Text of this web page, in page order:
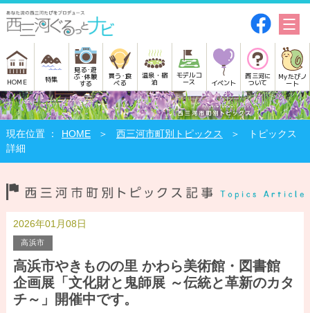
HOME 特集
見る･遊
ぶ･体験
する
買う･食
べる
温泉・宿
泊
モデルコ
ース イベント
西三河に
ついて
Myたびノ
ート
HOME 西三河市町別トピックス
トピックス
詳細
2026年01月08日
高浜市
高浜市やきものの里 かわら美術館・図書館
企画展「文化財と鬼師展 ～伝統と革新のカタ
チ～」開催中です。